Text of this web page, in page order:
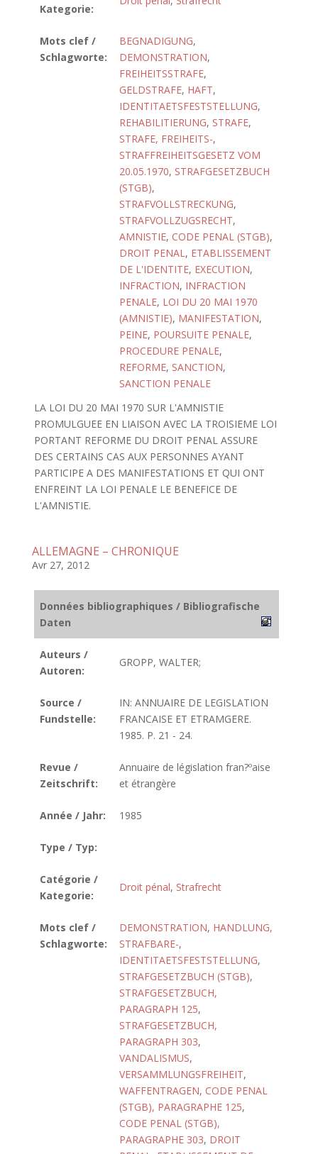
Kategorie:
Mots clef /
Schlagworte:
BEGNADIGUNG,
DEMONSTRATION,
FREIHEITSSTRAFE,
GELDSTRAFE, HAFT,
IDENTITAETSFESTSTELLUNG,
REHABILITIERUNG, STRAFE,
STRAFE, FREIHEITS-,
STRAFFREIHEITSGESETZ VOM
20.05.1970, STRAFGESETZBUCH
(STGB),
STRAFVOLLSTRECKUNG,
STRAFVOLLZUGSRECHT,
AMNISTIE, CODE PENAL (STGB),
DROIT PENAL, ETABLISSEMENT
DE L'IDENTITE, EXECUTION,
INFRACTION, INFRACTION
PENALE, LOI DU 20 MAI 1970
(AMNISTIE), MANIFESTATION,
PEINE, POURSUITE PENALE,
PROCEDURE PENALE,
REFORME, SANCTION,
SANCTION PENALE
LA LOI DU 20 MAI 1970 SUR L'AMNISTIE
PROMULGUEE EN LIAISON AVEC LA TROISIEME LOI
PORTANT REFORME DU DROIT PENAL ASSURE
DES CERTAINS CAS AUX PERSONNES AYANT
PARTICIPE A DES MANIFESTATIONS ET QUI ONT
ENFREINT LA LOI PENALE LE BENEFICE DE
L'AMNISTIE.
ALLEMAGNE – CHRONIQUE
Avr 27, 2012
Données bibliographiques / Bibliografische
Daten
Auteurs /
Autoren:
GROPP, WALTER;
Source /
Fundstelle:
IN: ANNUAIRE DE LEGISLATION
FRANCAISE ET ETRAMGERE.
1985. P. 21 - 24.
Revue /
Zeitschrift:
Annuaire de législation fran?ºaise
et étrangère
Année / Jahr: 1985
Type / Typ:
Catégorie /
Kategorie:
Droit pénal, Strafrecht
Mots clef /
Schlagworte:
DEMONSTRATION, HANDLUNG,
STRAFBARE-,
IDENTITAETSFESTSTELLUNG,
STRAFGESETZBUCH (STGB),
STRAFGESETZBUCH,
PARAGRAPH 125,
STRAFGESETZBUCH,
PARAGRAPH 303,
VANDALISMUS,
VERSAMMLUNGSFREIHEIT,
WAFFENTRAGEN, CODE PENAL
(STGB), PARAGRAPHE 125,
CODE PENAL (STGB),
PARAGRAPHE 303, DROIT